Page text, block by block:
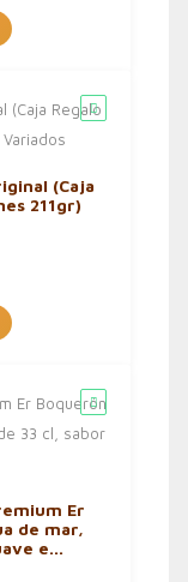
(Caja
211gr)
Er
de mar,
e